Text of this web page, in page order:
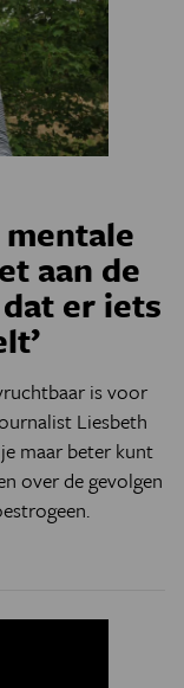
aan de
er iets
is voor
Liesbeth
maar beter kunt
over de gevolgen